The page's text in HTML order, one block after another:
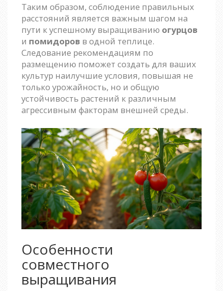
Таким образом, соблюдение правильных
расстояний является важным шагом на
пути к успешному выращиванию огурцов
и помидоров в одной теплице.
Следование рекомендациям по
размещению поможет создать для ваших
культур наилучшие условия, повышая не
только урожайность, но и общую
устойчивость растений к различным
агрессивным факторам внешней среды.
Особенности
совместного
выращивания